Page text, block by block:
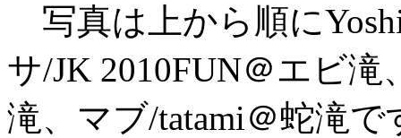
写真は上から順に
サ/JK 2010FUN＠エビ
滝、マブ/tatami＠蛇滝